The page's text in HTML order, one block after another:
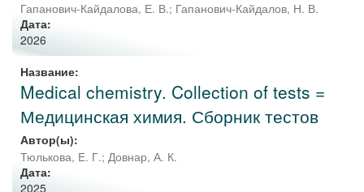
Гапанович-Кайдалова, Е. В.; Гапанович-Кайдалов, Н. В.
Дата:
2026
Название:
Medical chemistry. Collection of tests =
Медицинская химия. Сборник тестов
Автор(ы):
Тюлькова, E. Г.; Довнар, А. К.
Дата:
2025